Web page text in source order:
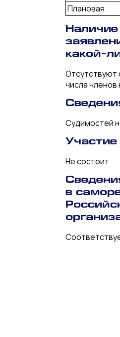
Плановая
какой-
Отсутствуют
числа
Судимостей
Не состоит
в